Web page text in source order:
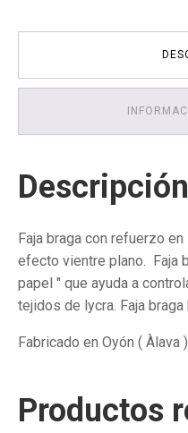
Faja
Descripción
Faja braga con refuerzo
efecto vientre plano. Faja
papel " que ayuda a
tejidos de lycra. Faja
Fabricado en Oyón ( Àlava )
Productos